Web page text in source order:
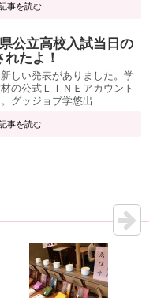
事を読む
公立高校入試当日の
たよ！
しい発表がありました。学
の公式ＬＩＮＥアカウント
グッジョブ学悠出...
事を読む